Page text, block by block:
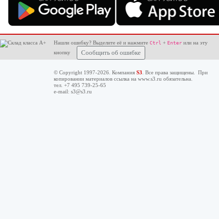
Нашли ошибку? Выделите её и нажмите Ctrl + Enter или на эту
кнопку
Сообщить об ошибке
© Copyright 1997-2026. Компания S3 . Все права защищены. При
копировании материалов ссылка на www.s3.ru обязательна.
тел. +7 495 739-25-65
e-mail: s3@s3.ru